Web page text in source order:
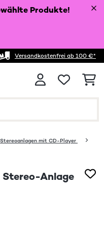
Produkte!
Versandkostenfrei ab 100 €*
Stereoanlagen mit CD-Player
Anlage